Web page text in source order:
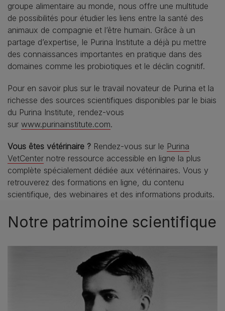
groupe alimentaire au monde, nous offre une multitude
de possibilités pour étudier les liens entre la santé des
animaux de compagnie et l’être humain. Grâce à un
partage d’expertise, le Purina Institute a déjà pu mettre
des connaissances importantes en pratique dans des
domaines comme les probiotiques et le déclin cognitif.
Pour en savoir plus sur le travail novateur de Purina et la
richesse des sources scientifiques disponibles par le biais
du Purina Institute, rendez-vous
sur www.purinainstitute.com.
Vous êtes vétérinaire ? Rendez-vous sur le Purina
VetCenter notre ressource accessible en ligne la plus
complète spécialement dédiée aux vétérinaires. Vous y
retrouverez des formations en ligne, du contenu
scientifique, des webinaires et des informations produits.
Notre patrimoine scientifique